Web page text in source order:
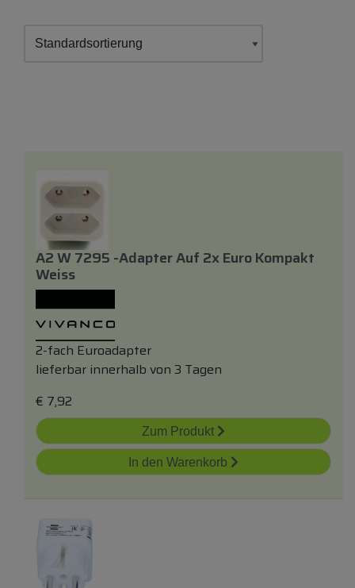
A2 W 7295 -adapter Auf 2x Euro Kompakt
Weiss
2-fach Euroadapter
lieferbar innerhalb von 3 Tagen
€ 7,92
Zum Produkt
In den Warenkorb